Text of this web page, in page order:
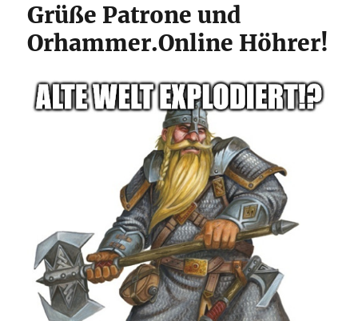
hier
genau?
Grüße Patrone und
Orhammer.Online Höhrer!